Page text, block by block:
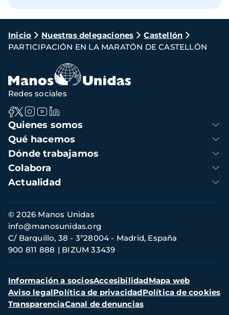
Ruta
de
navegación
Inicio Nuestras delegaciones
Castellón
PARTICIPACIÓN EN LA MARATÓN DE CASTELLÓN
Navegación
principal
Quienes somos
Qué hacemos
Dónde trabajamos
Colabora
Actualidad
Redes sociales
Información
de
contacto
© 2026 Manos Unidas
C/ Barquillo, 38 - 3º28004 - Madrid, España
900 811 888
BIZUM 33439
info@manosunidas.org
Menú
secundario
Información a sociosAccesibilidadMapa web
Aviso legalPolítica de privacidadPolítica de cookies
TransparenciaCanal de denuncias